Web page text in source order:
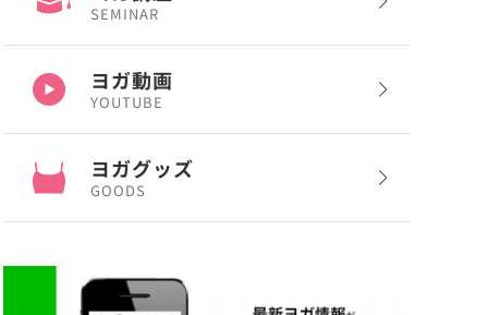
SEMINAR
ヨガ動画
YOUTUBE
ヨガグッズ
GOODS